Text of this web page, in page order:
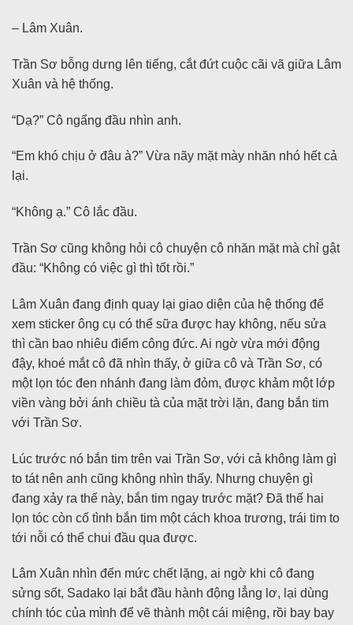
– Lâm Xuân.
Trần Sơ bỗng dưng lên tiếng, cắt đứt cuộc cãi vã giữa Lâm
Xuân và hệ thống.
“Dạ?” Cô ngẩng đầu nhìn anh.
“Em khó chịu ở đâu à?” Vừa nãy mặt mày nhăn nhó hết cả
lại.
“Không ạ.” Cô lắc đầu.
Trần Sơ cũng không hỏi cô chuyện cô nhăn mặt mà chỉ gật
đầu: “Không có việc gì thì tốt rồi.”
Lâm Xuân đang định quay lại giao diện của hệ thống để
xem sticker ông cụ có thể sữa được hay không, nếu sửa
thì cần bao nhiêu điểm công đức. Ai ngờ vừa mới động
đậy, khoé mắt cô đã nhìn thấy, ở giữa cô và Trần Sơ, có
một lọn tóc đen nhánh đang làm đỏm, được khảm một lớp
viền vàng bởi ánh chiều tà của mặt trời lặn, đang bắn tim
với Trần Sơ.
Lúc trước nó bắn tim trên vai Trần Sơ, với cả không làm gì
to tát nên anh cũng không nhìn thấy. Nhưng chuyện gì
đang xảy ra thế này, bắn tim ngay trước mặt? Đã thế hai
lọn tóc còn cố tình bắn tim một cách khoa trương, trái tim to
tới nỗi có thể chui đầu qua được.
Lâm Xuân nhìn đến mức chết lặng, ai ngờ khi cô đang
sửng sốt, Sadako lại bắt đầu hành động lẳng lơ, lại dùng
chính tóc của mình để vẽ thành một cái miệng, rồi bay bay